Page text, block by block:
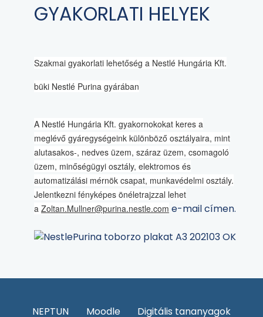
GYAKORLATI HELYEK
Szakmai gyakorlati lehetőség a Nestlé Hungária Kft.
büki Nestlé Purina gyárában
A Nestlé Hungária Kft. gyakornokokat keres a
meglévő gyáregységeink különböző osztályaira, mint
alutasakos-, nedves üzem, száraz üzem, csomagoló
üzem, minőségügyi osztály, elektromos és
automatizálási mérnök csapat, munkavédelmi osztály.
Jelentkezni fényképes önéletrajzzal lehet
a Zoltan.Mullner@purina.nestle.com e-mail címen.
NEPTUN Moodle Digitális tananyagok